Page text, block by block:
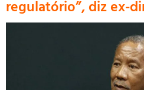
regulatório”, diz ex-